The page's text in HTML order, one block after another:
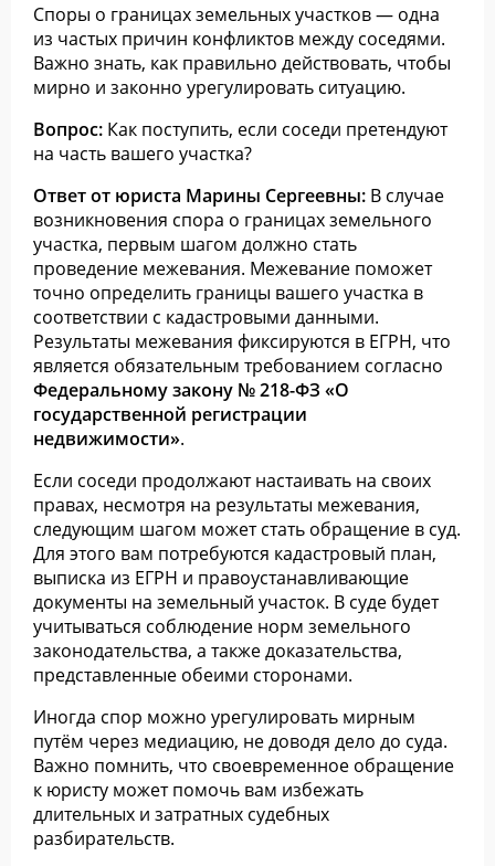
Споры о границах земельных участков — одна
из частых причин конфликтов между соседями.
Важно знать, как правильно действовать, чтобы
мирно и законно урегулировать ситуацию.
Вопрос: Как поступить, если соседи претендуют
на часть вашего участка?
Ответ от юриста Марины Сергеевны: В случае
возникновения спора о границах земельного
участка, первым шагом должно стать
проведение межевания. Межевание поможет
точно определить границы вашего участка в
соответствии с кадастровыми данными.
Результаты межевания фиксируются в ЕГРН, что
является обязательным требованием согласно
Федеральному закону № 218-ФЗ «О
государственной регистрации
недвижимости».
Если соседи продолжают настаивать на своих
правах, несмотря на результаты межевания,
следующим шагом может стать обращение в суд.
Для этого вам потребуются кадастровый план,
выписка из ЕГРН и правоустанавливающие
документы на земельный участок. В суде будет
учитываться соблюдение норм земельного
законодательства, а также доказательства,
представленные обеими сторонами.
Иногда спор можно урегулировать мирным
путём через медиацию, не доводя дело до суда.
Важно помнить, что своевременное обращение
к юристу может помочь вам избежать
длительных и затратных судебных
разбирательств.